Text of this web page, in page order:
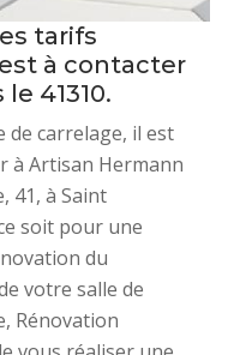
tarifs
à contacter
41310.
de carrelage, il est
à Artisan Hermann
41, à Saint
soit pour une
du
votre salle de
Rénovation